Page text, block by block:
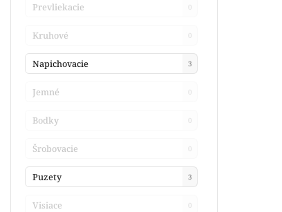
Prevliekacie 0
Kruhové 0
Napichovacie 3
Jemné 0
Bodky 0
Šrobovacie 0
Puzety 3
Visiace 0